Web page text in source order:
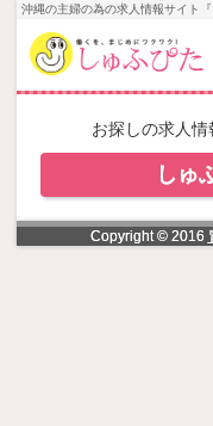
NowLoading
沖縄の主婦の為の求人情報サイト『
お探しの求人情
しゅ
Copyright © 2016